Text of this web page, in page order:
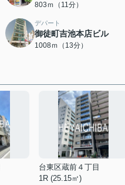
803ｍ（11分）
デパート
御徒町吉池本店ビル
1008ｍ（13分）
台東区蔵前４丁目
1R (25.15㎡)